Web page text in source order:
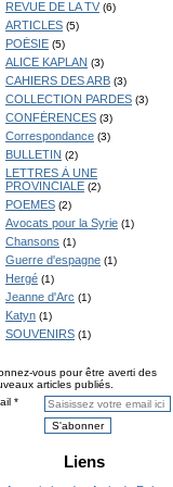
REVUE DE LA TV (6)
ARTICLES (5)
POÉSIE (5)
ALICE KAPLAN (3)
CAHIERS DES ARB (3)
COLLECTION PARDES (3)
CONFÉRENCES (3)
Correspondance (3)
BULLETIN (2)
LETTRES À UNE
PROVINCIALE (2)
POEMES (2)
Avocats pour la Syrie (1)
Chansons (1)
Guerre d'espagne (1)
Hergé (1)
Jeanne d'Arc (1)
Katyn (1)
SOUVENIRS (1)
vous pour être averti des
articles publiés.
Liens